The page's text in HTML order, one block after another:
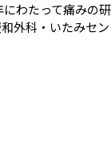
わたって痛みの
外科・いたみセ